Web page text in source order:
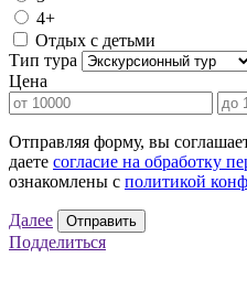
4+
Отдых с детьми
Тип тура
Цена
Отправляя форму, вы
даете согласие на обработку
ознакомлены с политикой
Далее Отправить
Подделиться